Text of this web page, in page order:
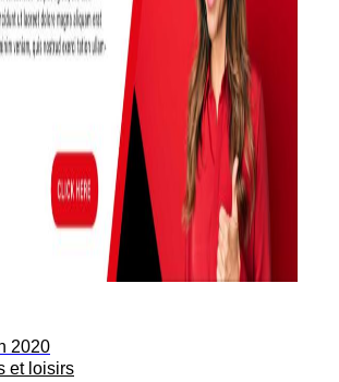
2020
et loisirs